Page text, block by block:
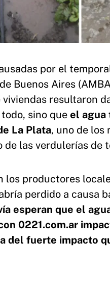
por el
Buenos Aires
viviendas resultaron
sino que el agua
La Plata, uno de los
de las verdulerías de
los productores
perdido a causa
esperan que el
0221.com.ar
del fuerte impacto